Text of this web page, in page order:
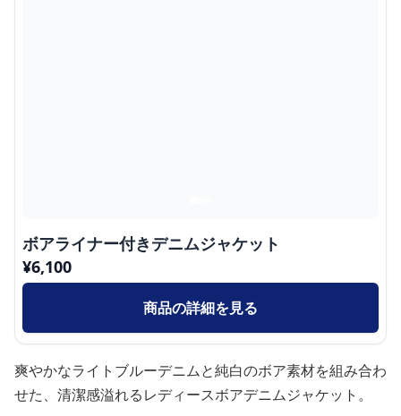
ボアライナー付きデニムジャケット
¥6,100
商品の詳細を見る
爽やかなライトブルーデニムと純白のボア素材を組み合わ
せた、清潔感溢れるレディースボアデニムジャケット。